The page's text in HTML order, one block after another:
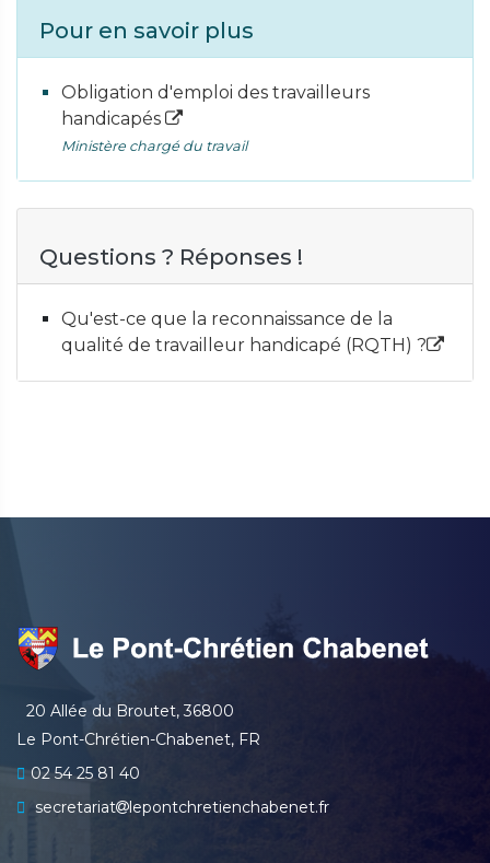
Pour en savoir plus
Obligation d'emploi des travailleurs
handicapés
Ministère chargé du travail
Questions ? Réponses !
Qu'est-ce que la reconnaissance de la
qualité de travailleur handicapé (RQTH) ?
20 Allée du Broutet, 36800
Le Pont-Chrétien-Chabenet, FR
02 54 25 81 40
secretariat
lepontchretienchabenet.fr